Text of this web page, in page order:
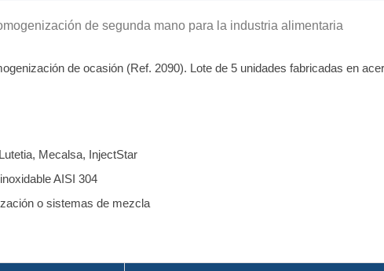
de segunda mano para la industria alimentaria
de ocasión (Ref. 2090). Lote de 5 unidades fabricadas en
Mecalsa, InjectStar
AISI 304
o sistemas de mezcla